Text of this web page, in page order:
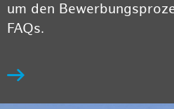
um den
FAQs.